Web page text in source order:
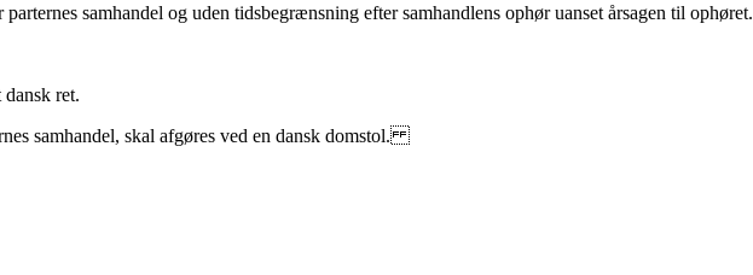
samhandel og uden tidsbegrænsning efter samhandlens ophør uanset årsagen til ophøret.
dansk ret.
samhandel, skal afgøres ved en dansk domstol.